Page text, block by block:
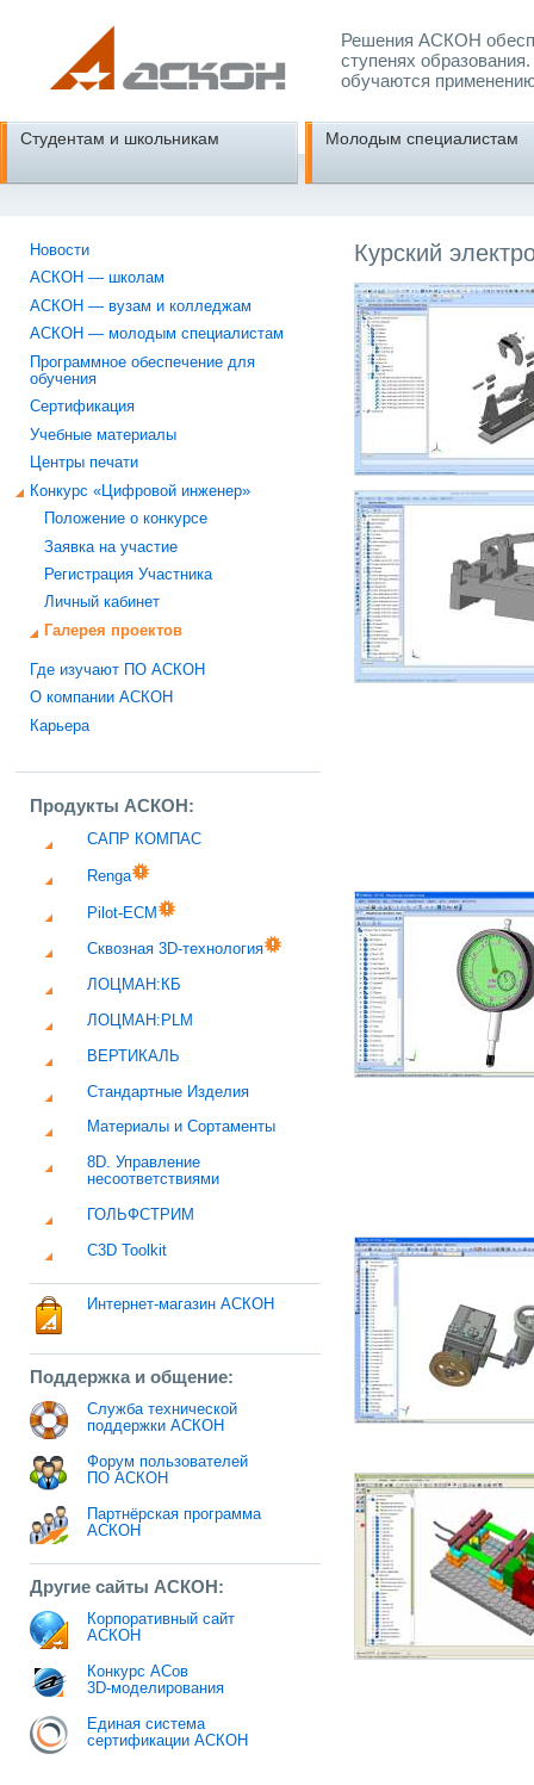
Решения АСКОН
ступенях
обучаются
Студентам и школьникам Молодым специалистам
Новости
АСКОН — школам
АСКОН — вузам и колледжам
АСКОН — молодым специалистам
Программное обеспечение для
обучения
Сертификация
Учебные материалы
Центры печати
Конкурс «Цифровой инженер»
Положение о конкурсе
Заявка на участие
Регистрация Участника
Личный кабинет
Галерея проектов
Где изучают ПО АСКОН
О компании АСКОН
Карьера
Продукты АСКОН:
САПР КОМПАС
Renga
Pilot-ECM
Сквозная 3D-технология
ЛОЦМАН:КБ
ЛОЦМАН:PLM
ВЕРТИКАЛЬ
Стандартные Изделия
Материалы и Сортаменты
8D. Управление
несоответствиями
ГОЛЬФСТРИМ
C3D Toolkit
Интернет-магазин АСКОН
Поддержка и общение:
Служба технической
поддержки АСКОН
Форум пользователей
ПО АСКОН
Партнёрская программа
АСКОН
Другие сайты АСКОН:
Корпоративный сайт
АСКОН
Конкурс АСов
3D-моделирования
Единая система
сертификации АСКОН
Курский